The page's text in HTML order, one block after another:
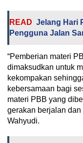
READ Jelang Hari
Pengguna Jalan
“Pemberian materi
dimaksudkan untuk
kekompakan
kebersamaan bagi
materi PBB yang
gerakan berjalan dan
Wahyudi.